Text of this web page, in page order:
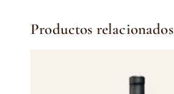
Productos relacionados